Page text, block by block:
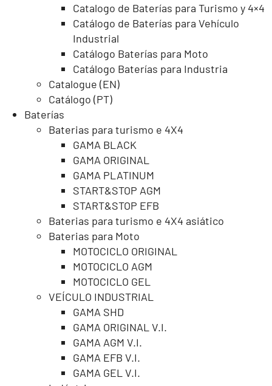
Catalogo de Baterías para Turismo y 4×4
Catálogo de Baterías para Vehículo
Industrial
Catálogo Baterías para Moto
Catálogo Baterías para Industria
Catalogue (EN)
Catálogo (PT)
Baterías
Baterias para turismo e 4X4
GAMA BLACK
GAMA ORIGINAL
GAMA PLATINUM
START&STOP AGM
START&STOP EFB
Baterias para turismo e 4X4 asiático
Baterias para Moto
MOTOCICLO ORIGINAL
MOTOCICLO AGM
MOTOCICLO GEL
VEÍCULO INDUSTRIAL
GAMA SHD
GAMA ORIGINAL V.I.
GAMA AGM V.I.
GAMA EFB V.I.
GAMA GEL V.I.